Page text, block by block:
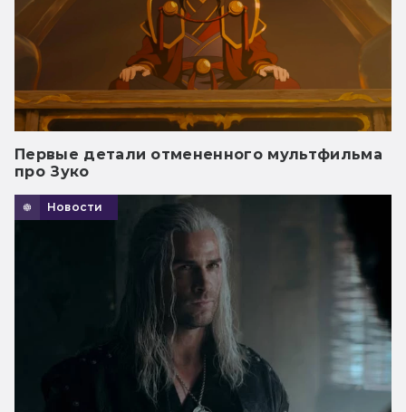
Первые детали отмененного мультфильма
про Зуко
Новости